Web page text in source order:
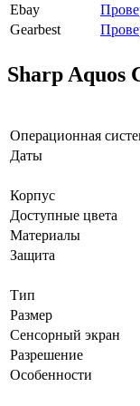
Ebay
Gearbest
Sharp Aquos
Операционная
Даты
Корпус
Доступные цвета
Материалы
Защита
Тип
Размер
Сенсорный экран
Разрешение
Особенности